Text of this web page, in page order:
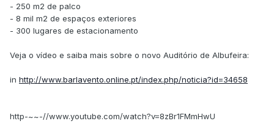
- 250 m2 de palco
- 8 mil m2 de espaços exteriores
- 300 lugares de estacionamento
Veja o vídeo e saiba mais sobre o novo Auditório de Albufeira:
in http://www.barlavento.online.pt/index.php/noticia?id=34658
http-~~-//www.youtube.com/watch?v=8zBr1FMmHwU